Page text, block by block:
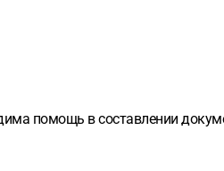
помощь в составлении